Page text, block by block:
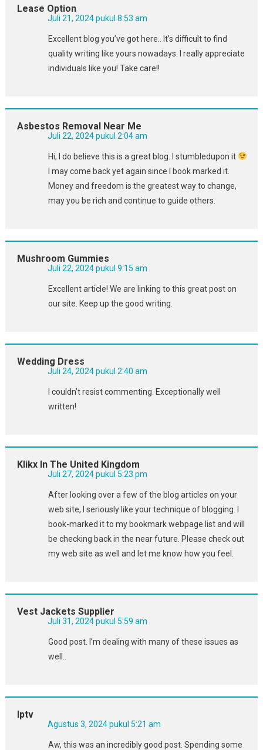
Lease Option
Juli 21, 2024 pukul 8:53 am
Excellent blog you’ve got here.. It’s difficult to find
quality writing like yours nowadays. I really appreciate
individuals like you! Take care!!
Asbestos Removal Near Me
Juli 22, 2024 pukul 2:04 am
Hi, I do believe this is a great blog. I stumbledupon it
I may come back yet again since I book marked it.
Money and freedom is the greatest way to change,
may you be rich and continue to guide others.
Mushroom Gummies
Juli 22, 2024 pukul 9:15 am
Excellent article! We are linking to this great post on
our site. Keep up the good writing.
Wedding Dress
Juli 24, 2024 pukul 2:40 am
I couldn’t resist commenting. Exceptionally well
written!
Klikx In The United Kingdom
Juli 27, 2024 pukul 5:23 pm
After looking over a few of the blog articles on your
web site, I seriously like your technique of blogging. I
book-marked it to my bookmark webpage list and will
be checking back in the near future. Please check out
my web site as well and let me know how you feel.
Vest Jackets Supplier
Juli 31, 2024 pukul 5:59 am
Good post. I’m dealing with many of these issues as
well..
Iptv
Agustus 3, 2024 pukul 5:21 am
Aw, this was an incredibly good post. Spending some